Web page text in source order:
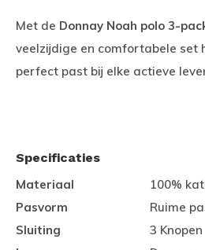
Met de Donnay Noah polo 3-
veelzijdige en comfortabele set
perfect past bij elke actieve
Specificaties
Materiaal
100%
Pasvorm
Ruime
Sluiting
3 Knopen